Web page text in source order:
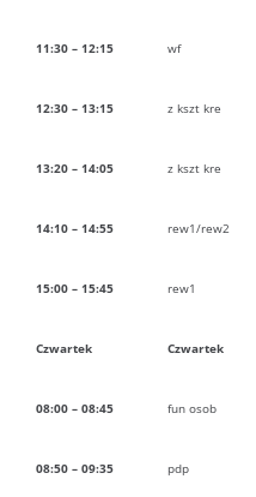
11:30 – 12:15 wf
12:30 – 13:15 z kszt kre
13:20 – 14:05 z kszt kre
14:10 – 14:55 rew1/rew2
15:00 – 15:45 rew1
Czwartek Czwartek
08:00 – 08:45 fun osob
08:50 – 09:35 pdp